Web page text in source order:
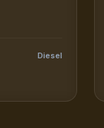
Diesel